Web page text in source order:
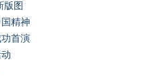
版图
精神
首演